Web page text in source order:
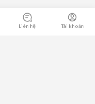
Liên hệ Tài khoản